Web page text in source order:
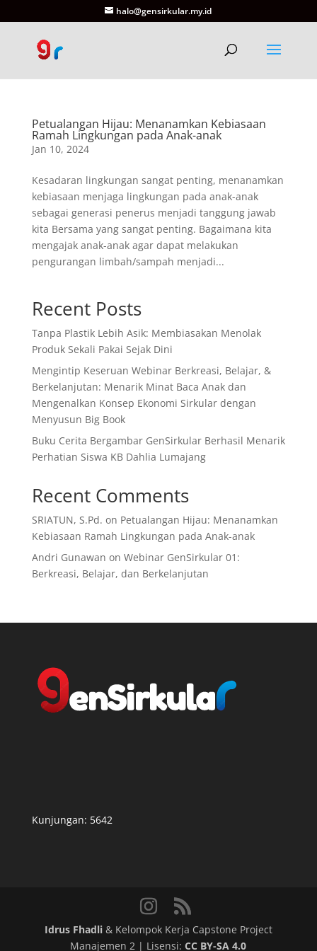
halo@gensirkular.my.id
Petualangan Hijau: Menanamkan Kebiasaan
Ramah Lingkungan pada Anak-anak
Jan 10, 2024
Kesadaran lingkungan sangat penting, menanamkan
kebiasaan menjaga lingkungan pada anak-anak
sebagai generasi penerus menjadi tanggung jawab
kita Bersama yang sangat penting. Bagaimana kita
mengajak anak-anak agar dapat melakukan
pengurangan limbah/sampah menjadi...
Recent Posts
Tanpa Plastik Lebih Asik: Membiasakan Menolak
Produk Sekali Pakai Sejak Dini
Mengintip Keseruan Webinar Berkreasi, Belajar, &
Berkelanjutan: Menarik Minat Baca Anak dan
Mengenalkan Konsep Ekonomi Sirkular dengan
Menyusun Big Book
Buku Cerita Bergambar GenSirkular Berhasil Menarik
Perhatian Siswa KB Dahlia Lumajang
Recent Comments
SRIATUN, S.Pd. on Petualangan Hijau: Menanamkan
Kebiasaan Ramah Lingkungan pada Anak-anak
Andri Gunawan on Webinar GenSirkular 01:
Berkreasi, Belajar, dan Berkelanjutan
Kunjungan: 5642
Idrus Fhadli& Kelompok Kerja Capstone Project
Manajemen 2 | Lisensi:CC BY-SA 4.0